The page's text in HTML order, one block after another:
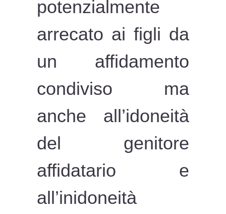
potenzialmente
arrecato ai figli da
un affidamento
condiviso ma
anche all’idoneità
del genitore
affidatario e
all’inidoneità